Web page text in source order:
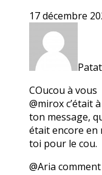
17 décembre
COucou à vous
@mirox c’était
ton message,
était encore en
toi pour le cou.
@Aria